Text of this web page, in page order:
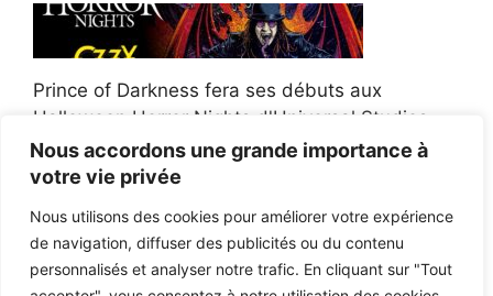
Nous accordons une grande importance à
votre vie privée
Nous utilisons des cookies pour améliorer votre expérience
de navigation, diffuser des publicités ou du contenu
personnalisés et analyser notre trafic. En cliquant sur "Tout
Prince of Darkness fera ses débuts aux
Halloween Horror Nights d'Universal Studios
Afroman poursuit un policier de l'Ohio après la
victoire du jury en diffamation